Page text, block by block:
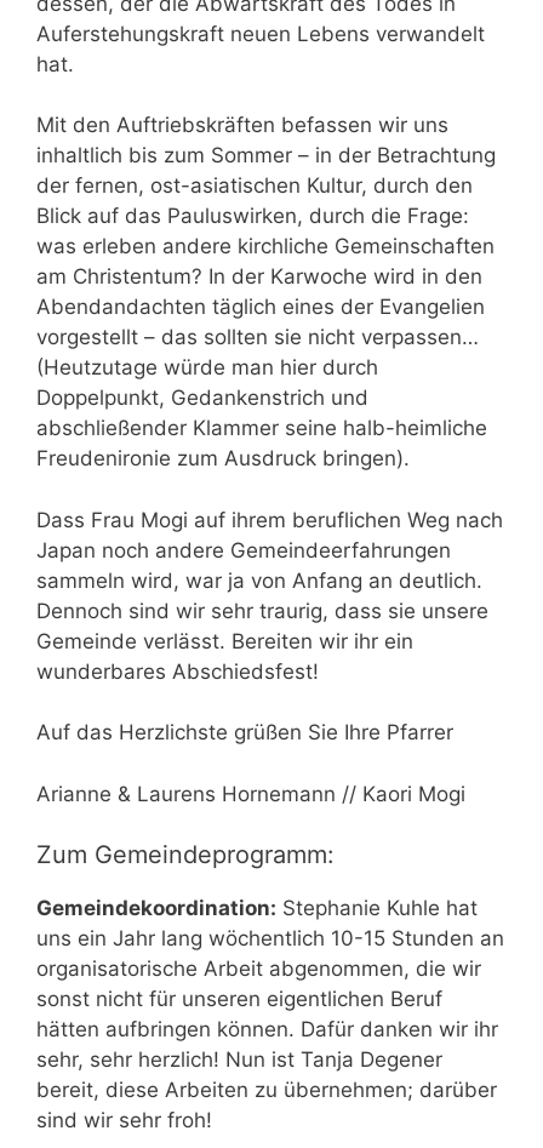
Auferstehungskraft neuen Lebens verwandelt
hat.
Mit den Auftriebskräften befassen wir uns
inhaltlich bis zum Sommer – in der Betrachtung
der fernen, ost-asiatischen Kultur, durch den
Blick auf das Pauluswirken, durch die Frage:
was erleben andere kirchliche Gemeinschaften
am Christentum? In der Karwoche wird in den
Abendandachten täglich eines der Evangelien
vorgestellt – das sollten sie nicht verpassen…
(Heutzutage würde man hier durch
Doppelpunkt, Gedankenstrich und
abschließender Klammer seine halb-heimliche
Freudenironie zum Ausdruck bringen).
Dass Frau Mogi auf ihrem beruflichen Weg nach
Japan noch andere Gemeindeerfahrungen
sammeln wird, war ja von Anfang an deutlich.
Dennoch sind wir sehr traurig, dass sie unsere
Gemeinde verlässt. Bereiten wir ihr ein
wunderbares Abschiedsfest!
Auf das Herzlichste grüßen Sie Ihre Pfarrer
Arianne & Laurens Hornemann // Kaori Mogi
Zum Gemeindeprogramm:
Gemeindekoordination: Stephanie Kuhle hat
uns ein Jahr lang wöchentlich 10-15 Stunden an
organisatorische Arbeit abgenommen, die wir
sonst nicht für unseren eigentlichen Beruf
hätten aufbringen können. Dafür danken wir ihr
sehr, sehr herzlich! Nun ist Tanja Degener
bereit, diese Arbeiten zu übernehmen; darüber
sind wir sehr froh!